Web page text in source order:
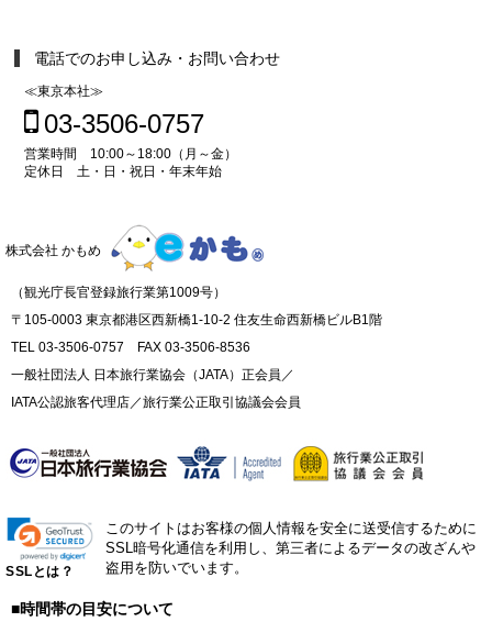
電話でのお申し込み・お問い合わせ
≪東京本社≫
03-3506-0757
営業時間 10:00～18:00（月～金）
定休日 土・日・祝日・年末年始
株式会社 かもめ
（観光庁長官登録旅行業第1009号）
〒105-0003 東京都港区西新橋1-10-2 住友生命西新橋ビルB1階
TEL 03-3506-0757 FAX 03-3506-8536
一般社団法人 日本旅行業協会（JATA）正会員／
IATA公認旅客代理店／旅行業公正取引協議会会員
SSLとは？
このサイトはお客様の個人情報を安全に送受信するために
SSL暗号化通信を利用し、第三者によるデータの改ざんや
盗用を防いでいます。
■時間帯の目安について